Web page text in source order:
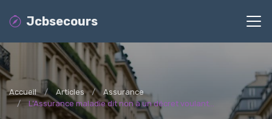
Jcbsecours
Accueil Articles
Assurance
L’Assurance maladie dit non à un décret voulant...